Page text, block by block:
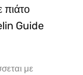
πιάτο
Guide
με